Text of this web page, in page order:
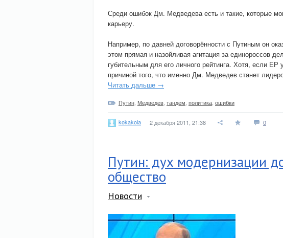
Среди ошибок Дм. Медведева есть и такие, которые
карьеру.
Например, по давней договорённости с Путиным он
этом прямая и назойливая агитация за единороссов
губительным для его личного рейтинга. Хотя, если
причиной того, что именно Дм. Медведев станет
Читать дальше →
Путин Медведев тандем политика ошибки
kokakola 2 декабря 2011, 21:38 0
Путин: дух модернизации
общество
Новости